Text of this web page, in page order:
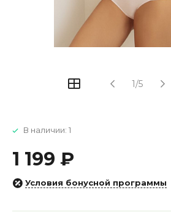
1/5
В наличии: 1
1 199 ₽
Условия бонусной программы